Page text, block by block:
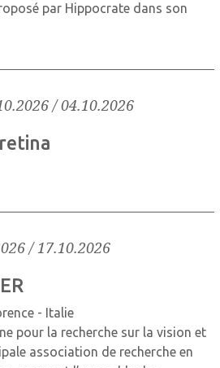
par Hippocrate dans son
/ 04.10.2026
/ 17.10.2026
- Italie
pour la recherche sur la vision et
association de recherche en